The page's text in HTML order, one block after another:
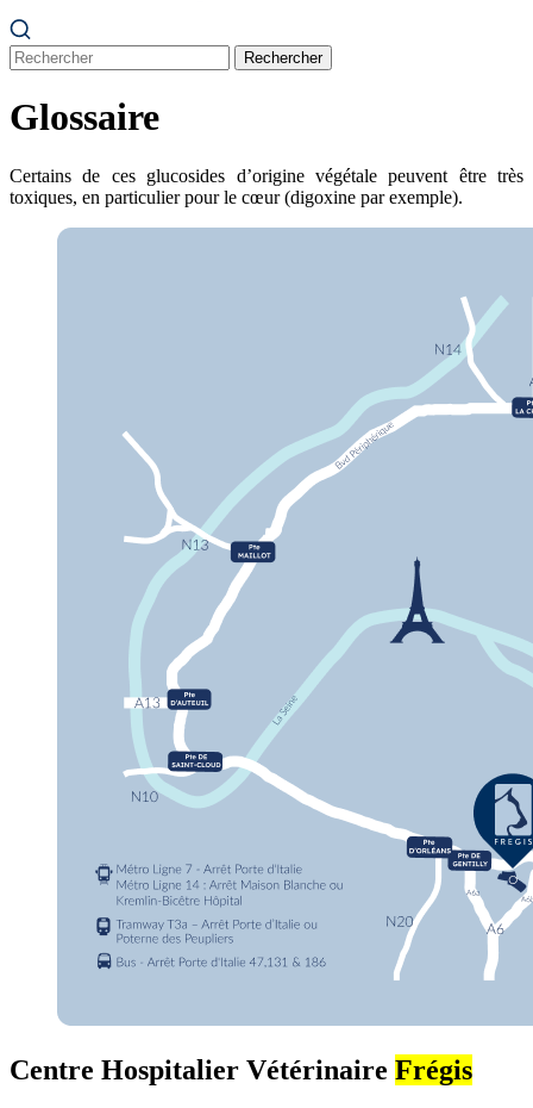
Rechercher
Glossaire
Certains de ces glucosides d’origine végétale peuvent être très
toxiques, en particulier pour le cœur (digoxine par exemple).
Centre Hospitalier Vétérinaire Frégis